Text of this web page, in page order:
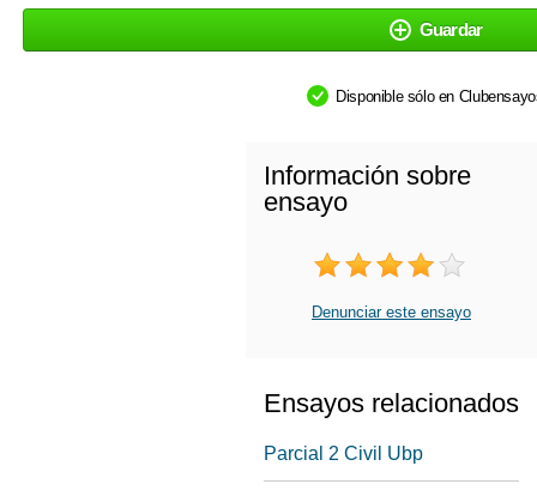
Guardar
Disponible sólo en
Información sobre
ensayo
Denunciar este ensayo
Ensayos relacionados
Parcial 2 Civil Ubp